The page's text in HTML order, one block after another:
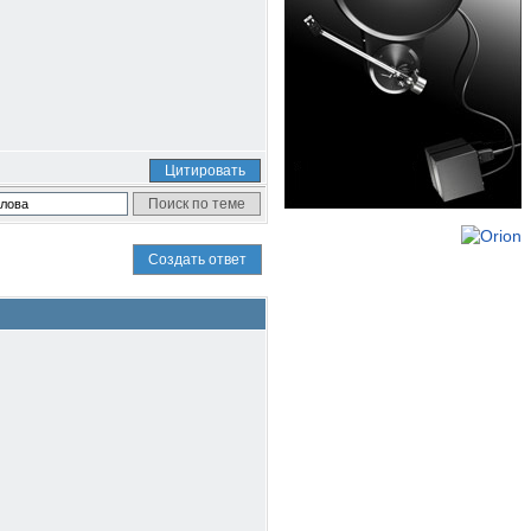
Цитировать
Создать ответ